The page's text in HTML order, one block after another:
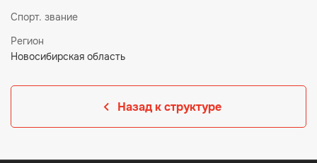
Спорт. звание
Регион
Новосибирская область
Назад к структуре